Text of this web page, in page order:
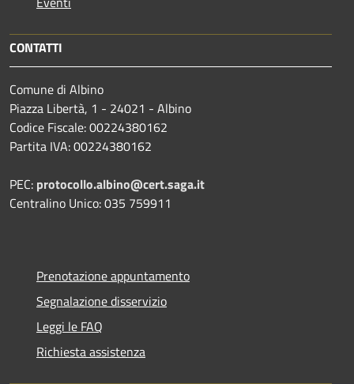
CONTATTI
Comune di Albino
Piazza Libertà, 1 - 24021 - Albino
Codice Fiscale: 00224380162
Partita IVA: 00224380162
PEC: protocollo.albino@cert.saga.it
Centralino Unico: 035 759911
Prenotazione appuntamento
Segnalazione disservizio
Leggi le FAQ
Richiesta assistenza